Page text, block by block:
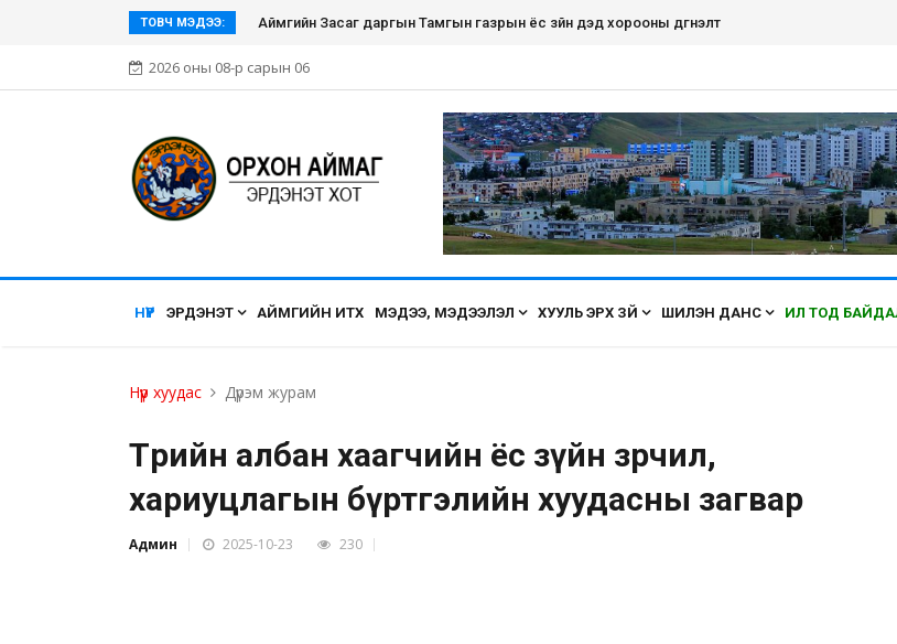
ТОВЧ МЭДЭЭ: Аймгийн Засаг даргын Тамгын газрын ёс зүйн дэд хорооны дүгнэлт
2026 оны 08-р сарын 06
НҮҮР ЭРДЭНЭТ АЙМГИЙН ИТХ МЭДЭЭ, МЭДЭЭЛЭЛ ХУУЛЬ ЭРХ ЗҮЙ ШИЛЭН ДАНС ИЛ ТОД
Нүүр хуудас Дүрэм журам
Төрийн албан хаагчийн ёс зүйн зөрчил,
хариуцлагын бүртгэлийн хуудасны загвар
Админ 2025-10-23 230